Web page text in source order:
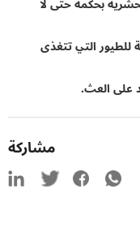
حتى لا
التي تتغذى
مشاركة